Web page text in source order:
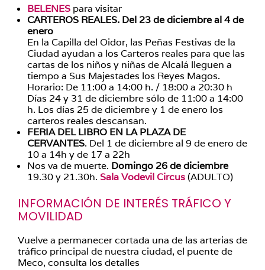
BELENES para visitar
CARTEROS REALES. Del 23 de diciembre al 4 de
enero
En la Capilla del Oidor, las Peñas Festivas de la
Ciudad ayudan a los Carteros reales para que las
cartas de los niños y niñas de Alcalá lleguen a
tiempo a Sus Majestades los Reyes Magos.
Horario: De 11:00 a 14:00 h. / 18:00 a 20:30 h
Días 24 y 31 de diciembre sólo de 11:00 a 14:00
h. Los días 25 de diciembre y 1 de enero los
carteros reales descansan.
FERIA DEL LIBRO EN LA PLAZA DE
CERVANTES. Del 1 de diciembre al 9 de enero de
10 a 14h y de 17 a 22h
Nos va de muerte. Domingo 26 de diciembre
19.30 y 21.30h. Sala Vodevil Circus(ADULTO)
INFORMACIÓN DE INTERÉS TRÁFICO Y
MOVILIDAD
Vuelve a permanecer cortada una de las arterias de
tráfico principal de nuestra ciudad, el puente de
Meco, consulta los detalles